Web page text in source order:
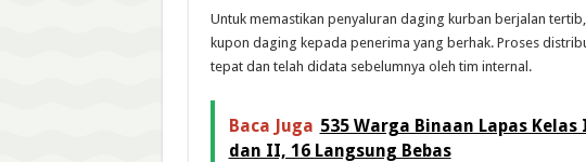
Untuk memastikan penyaluran daging kurban berjalan
kupon daging kepada penerima yang berhak. Proses
tepat dan telah didata sebelumnya oleh tim internal.
Baca Juga 535 Warga Binaan Lapas
dan II, 16 Langsung Bebas